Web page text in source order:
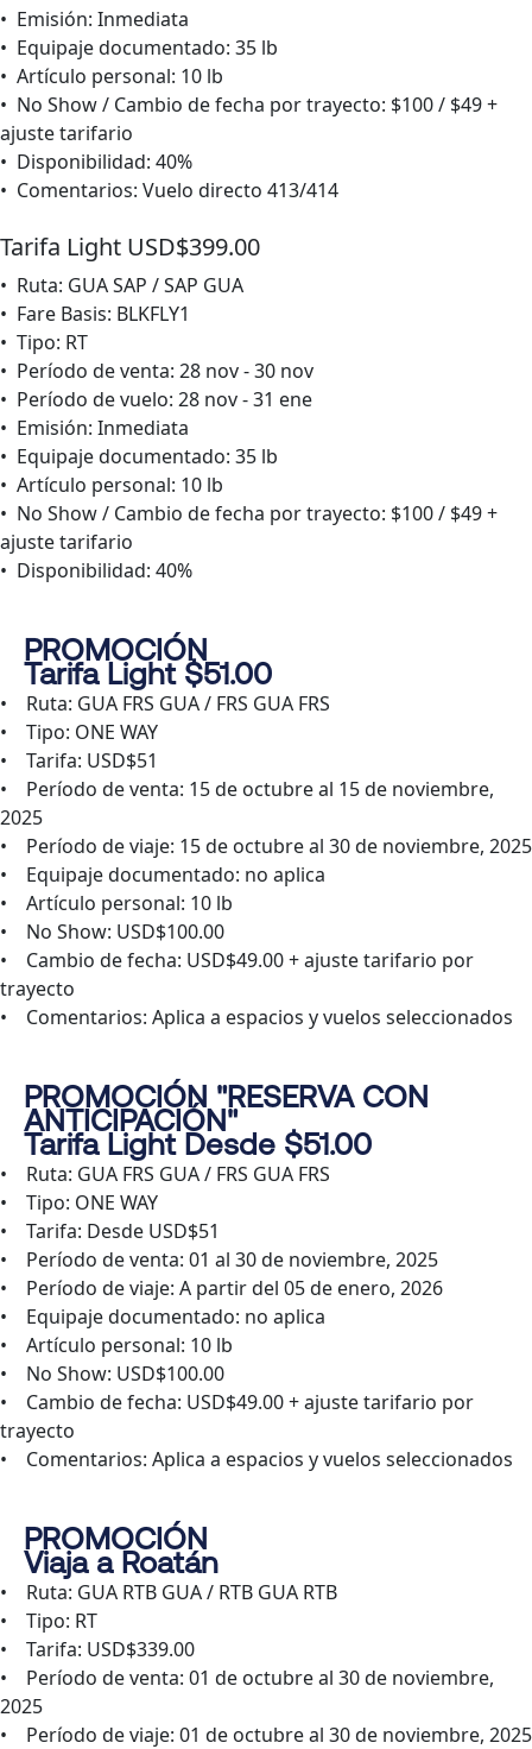
• Emisión: Inmediata
• Equipaje documentado: 35 lb
• Artículo personal: 10 lb
• No Show / Cambio de fecha por trayecto: $100 / $49 +
ajuste tarifario
• Disponibilidad: 40%
• Comentarios: Vuelo directo 413/414
Tarifa Light USD$399.00
• Ruta: GUA SAP / SAP GUA
• Fare Basis: BLKFLY1
• Tipo: RT
• Período de venta: 28 nov - 30 nov
• Período de vuelo: 28 nov - 31 ene
• Emisión: Inmediata
• Equipaje documentado: 35 lb
• Artículo personal: 10 lb
• No Show / Cambio de fecha por trayecto: $100 / $49 +
ajuste tarifario
• Disponibilidad: 40%
PROMOCIÓN
Tarifa Light $51.00
• Ruta: GUA FRS GUA / FRS GUA FRS
• Tipo: ONE WAY
• Tarifa: USD$51
• Período de venta: 15 de octubre al 15 de noviembre,
2025
• Período de viaje: 15 de octubre al 30 de noviembre, 2025
• Equipaje documentado: no aplica
• Artículo personal: 10 lb
• No Show: USD$100.00
• Cambio de fecha: USD$49.00 + ajuste tarifario por
trayecto
• Comentarios: Aplica a espacios y vuelos seleccionados
PROMOCIÓN "RESERVA CON
ANTICIPACIÓN"
Tarifa Light Desde $51.00
• Ruta: GUA FRS GUA / FRS GUA FRS
• Tipo: ONE WAY
• Tarifa: Desde USD$51
• Período de venta: 01 al 30 de noviembre, 2025
• Período de viaje: A partir del 05 de enero, 2026
• Equipaje documentado: no aplica
• Artículo personal: 10 lb
• No Show: USD$100.00
• Cambio de fecha: USD$49.00 + ajuste tarifario por
trayecto
• Comentarios: Aplica a espacios y vuelos seleccionados
PROMOCIÓN
Viaja a Roatán
• Ruta: GUA RTB GUA / RTB GUA RTB
• Tipo: RT
• Tarifa: USD$339.00
• Período de venta: 01 de octubre al 30 de noviembre,
2025
• Período de viaje: 01 de octubre al 30 de noviembre, 2025